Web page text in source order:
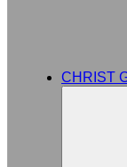
CHRIST